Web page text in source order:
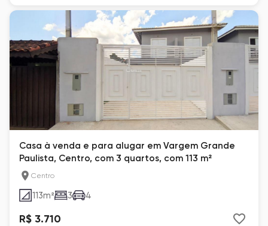
Casa à venda e para alugar em Vargem Grande
Paulista, Centro, com 3 quartos, com 113 m²
Centro
113m² 3 4
R$ 3.710